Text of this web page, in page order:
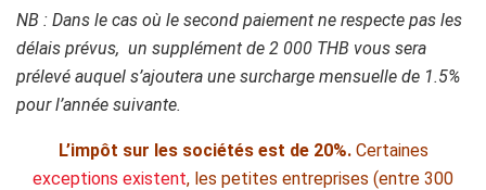
NB : Dans le cas où le second paiement ne respecte pas les
délais prévus, un supplément de 2 000 THB vous sera
prélevé auquel s’ajoutera une surcharge mensuelle de 1.5%
pour l’année suivante.
L’impôt sur les sociétés est de 20%. Certaines
exceptions existent, les petites entreprises (entre 300